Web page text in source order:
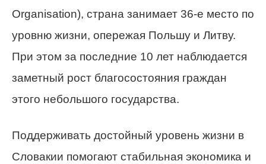
Organisation), страна занимает 36-е место по
уровню жизни, опережая Польшу и Литву.
При этом за последние 10 лет наблюдается
заметный рост благосостояния граждан
этого небольшого государства.
Поддерживать достойный уровень жизни в
Словакии помогают стабильная экономика и